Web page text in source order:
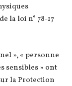
la loi n° 78-17
», « personne
sensibles » ont
la Protection